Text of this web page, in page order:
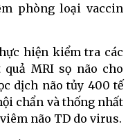
phòng loại vaccin
hiện kiểm tra các
MRI sọ não cho
dịch não tủy 400 tế
chẩn và thống nhất
não TD do virus.